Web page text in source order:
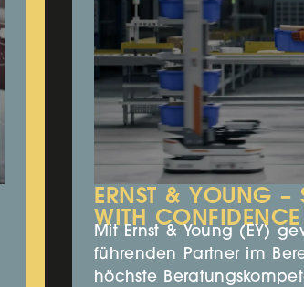
ERNST & YOUNG –
WITH CONFIDENCE
Mit Ernst & Young (EY)
führenden Partner im
höchste